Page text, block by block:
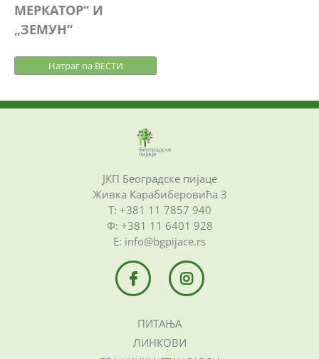
МЕРКАТОР“ И
„ЗЕМУН“
Натраг na ВЕСТИ
ЈКП Београдске пијаце
Живка Карабиберовића 3
Т: +381 11 7857 940
Ф: +381 11 6401 928
Е: info@bgpijace.rs
ПИТАЊА
ЛИНКОВИ